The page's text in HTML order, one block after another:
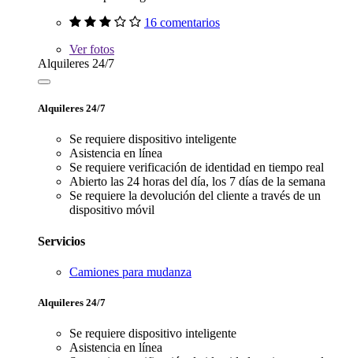
16 comentarios
Verfotos
Alquileres 24/7
Alquileres 24/7
Se requiere dispositivo inteligente
Asistencia en línea
Se requiere verificación de identidad en tiempo real
Abierto las 24 horas del día, los 7 días de la semana
Se requiere la devolución del cliente a través de un
dispositivo móvil
Servicios
Camiones para mudanza
Alquileres 24/7
Se requiere dispositivo inteligente
Asistencia en línea